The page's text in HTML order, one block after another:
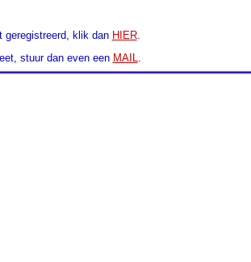
geregistreerd, klik dan HIER.
stuur dan even een MAIL.